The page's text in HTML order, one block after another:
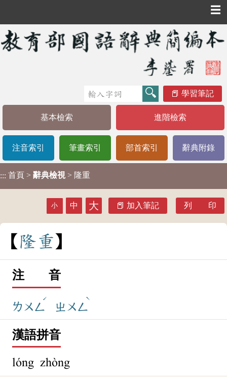
☰
學習筆記
基本檢索 進階檢索
注音索引 筆畫索引 部首索引 辭典附錄
::: 首頁 > 辭典檢視 > 隆重
小 中 大 加入筆記 列 印
隆重
注 音
ㄌㄨㄥ
ˊ
ㄓㄨㄥ
ˋ
漢語拼音
lóng zhòng